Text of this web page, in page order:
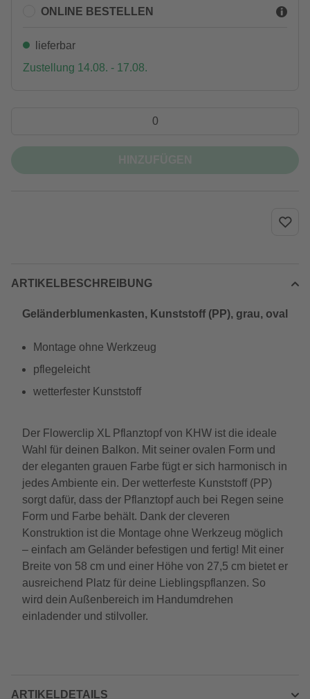
ONLINE BESTELLEN
lieferbar
Zustellung 14.08. - 17.08.
ARTIKELBESCHREIBUNG
Geländerblumenkasten, Kunststoff (PP), grau, oval
Montage ohne Werkzeug
pflegeleicht
wetterfester Kunststoff
Der Flowerclip XL Pflanztopf von KHW ist die ideale
Wahl für deinen Balkon. Mit seiner ovalen Form und
der eleganten grauen Farbe fügt er sich harmonisch in
jedes Ambiente ein. Der wetterfeste Kunststoff (PP)
sorgt dafür, dass der Pflanztopf auch bei Regen seine
Form und Farbe behält. Dank der cleveren
Konstruktion ist die Montage ohne Werkzeug möglich
– einfach am Geländer befestigen und fertig! Mit einer
Breite von 58 cm und einer Höhe von 27,5 cm bietet er
ausreichend Platz für deine Lieblingspflanzen. So
wird dein Außenbereich im Handumdrehen
einladender und stilvoller.
ARTIKELDETAILS